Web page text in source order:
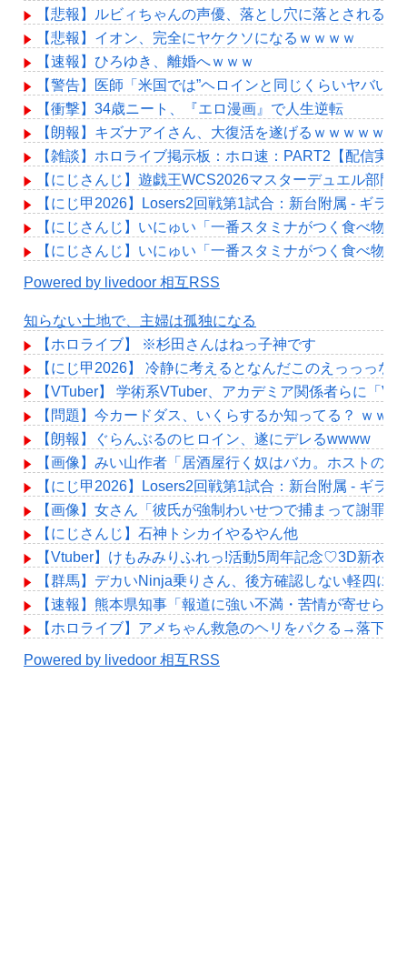
【悲報】ルビィちゃんの声優、落とし穴に落とされる・
【悲報】イオン、完全にヤケクソになるｗｗｗｗ
【速報】ひろゆき、離婚へｗｗｗ
【警告】医師「米国では”ヘロインと同じくらいヤバい
【衝撃】34歳ニート、『エロ漫画』で人生逆転
【朗報】キズナアイさん、大復活を遂げるｗｗｗｗｗｗ
【雑談】ホロライブ掲示板：ホロ速：PART2【配信実況
【にじさんじ】遊戯王WCS2026マスターデュエル部
【にじ甲2026】Losers2回戦第1試合：新台附属 - ギラ
【にじさんじ】いにゅい「一番スタミナがつく食べ物を
【にじさんじ】いにゅい「一番スタミナがつく食べ物を
Powered by livedoor 相互RSS
知らない土地で、主婦は孤独になる
【ホロライブ】 ※杉田さんはねっ子神です
【にじ甲2026】 冷静に考えるとなんだこのえっっっな
【VTuber】 学術系VTuber、アカデミア関係者らに「
【問題】今カードダス、いくらするか知ってる？ ｗｗｗ
【朗報】ぐらんぶるのヒロイン、遂にデレるwwww
【画像】みい山作者「居酒屋行く奴はバカ。ホストの
【にじ甲2026】Losers2回戦第1試合：新台附属 - ギラ
【画像】女さん「彼氏が強制わいせつで捕まって謝罪の
【にじさんじ】石神トシカイやるやん他
【Vtuber】けもみみりふれっ!活動5周年記念♡3D新衣
【群馬】デカいNinja乗りさん、後方確認しない軽四に
【速報】熊本県知事「報道に強い不満・苦情が寄せら
【ホロライブ】アメちゃん救急のヘリをパクる→落下【
Powered by livedoor 相互RSS